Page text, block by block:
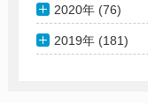
2020年 (76)
2019年 (181)